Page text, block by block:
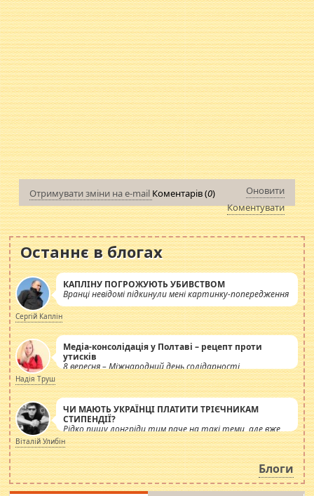
Отримувати зміни на e-mail Коментарів (0)
Оновити
Коментувати
Останнє в блогах
КАПЛІНУ ПОГРОЖУЮТЬ УБИВСТВОМ
Вранці невідомі підкинули мені картинку-попередження
Сергій Каплін
Медіа-консолідація у Полтаві – рецепт проти
утисків
8 вересня – Міжнародний день солідарності
журналістів.
Надія Труш
ЧИ МАЮТЬ УКРАЇНЦІ ПЛАТИТИ ТРІЄЧНИКАМ
СТИПЕНДІЇ?
Рідко пишу лонгріди тим паче на такі теми, але вже
просто дістало! Обурюють сьогоднішні інсенуації
навколо стипендіального питання. Штучно
роздувається ще одна соціальна катастрофа.
Віталій Улибін
Блоги